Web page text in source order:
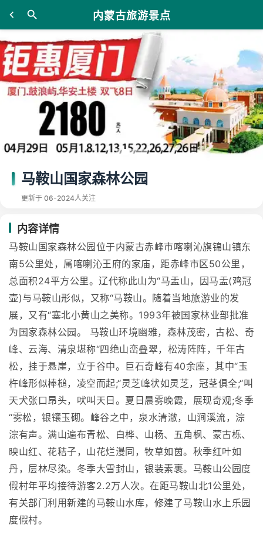
内蒙古旅游景点
马鞍山国家森林公园
更新于 06-2024人关注
内容详情
马鞍山国家森林公园位于内蒙古赤峰市喀喇沁旗锦山镇东
南5公里处，属喀喇沁王府的家庙，距赤峰市区50公里，
总面积24平方公里。辽代称此山为“马盂山，因马盂(鸡冠
壶)与马鞍山形似，又称“马鞍山。随着当地旅游业的发
展，又有“塞北小黄山之美称。1993年被国家林业部批准
为国家森林公园。 马鞍山环境幽雅，森林茂密，古松、奇
峰、云海、清泉堪称“四绝山峦叠翠，松涛阵阵，千年古
松，挂于悬崖，立于谷中。巨石奇峰有40余座，其中“玉
杵峰形似棒槌，凌空而起;“灵芝峰状如灵芝，冠茎俱全;“叫
天犬张口昂头，吠叫天日。夏日晨雾晚霞，展现奇观;冬季
“雾松，银镶玉砌。峰谷之中，泉水清澈，山涧溪流，淙
淙有声。满山遍布青松、白桦、山杨、五角枫、蒙古栎、
映山红、花秸子，山花烂漫同，牧草如茵。秋季红叶如
丹，层林尽染。冬季大雪封山，银装素裹。马鞍山公园度
假村年平均接待游客2.2万人次。在距马鞍山北1公里处，
有关部门利用新建的马鞍山水库，修建了马鞍山水上乐园
度假村。